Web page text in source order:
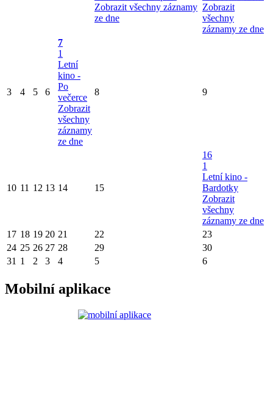
Zobrazit všechny záznamy
ze dne
Zobrazit
všechny
záznamy ze dne
3 4 5 6
7
1
Letní
kino -
Po
večerce
Zobrazit
všechny
záznamy
ze dne
8 9
10 11 12 13 14 15
16
1
Letní kino -
Bardotky
Zobrazit
všechny
záznamy ze dne
17 18 19 20 21 22
23
24 25 26 27 28 29
30
31 1 2 3 4 5 6
Mobilní aplikace